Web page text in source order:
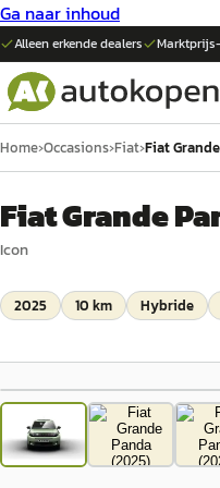
Ga naar inhoud
Alleen erkende dealers
Home›Occasions›Fiat›Fiat
Fiat Grande
Icon
2025 10 km Hybride